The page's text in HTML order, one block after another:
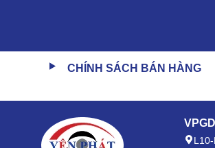
CHÍNH SÁCH BÁN HÀNG